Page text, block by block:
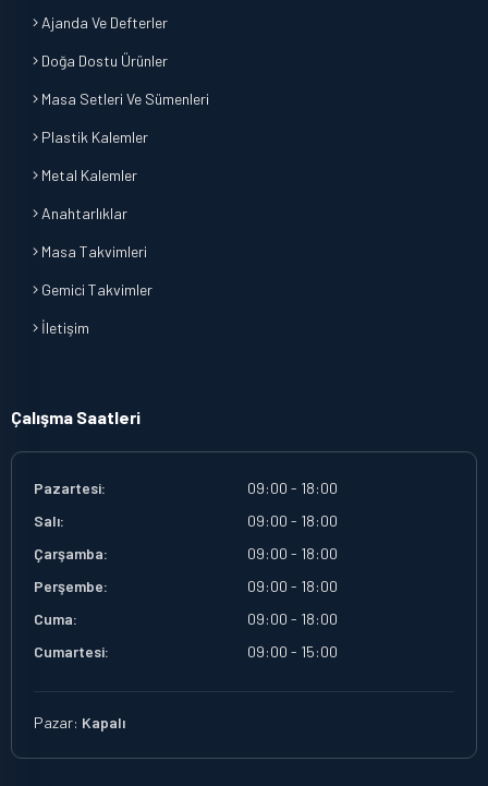
Ajanda Ve Defterler
Doğa Dostu Ürünler
Masa Setleri Ve Sümenleri
Plastik Kalemler
Metal Kalemler
Anahtarlıklar
Masa Takvimleri
Gemici Takvimler
İletişim
Çalışma Saatleri
Pazartesi:
09:00 - 18:00
Salı:
09:00 - 18:00
Çarşamba:
09:00 - 18:00
Perşembe:
09:00 - 18:00
Cuma:
09:00 - 18:00
Cumartesi:
09:00 - 15:00
Pazar: Kapalı